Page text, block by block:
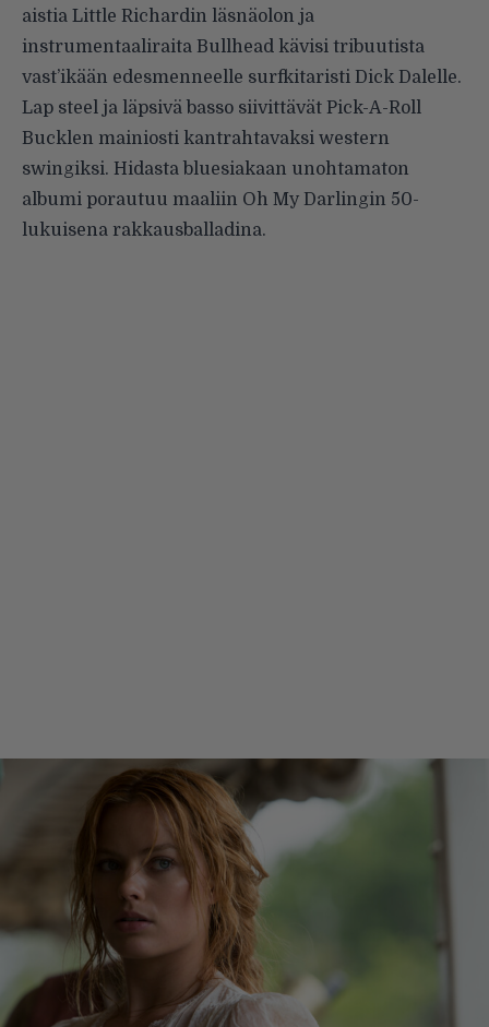
aistia Little Richardin läsnäolon ja
instrumentaaliraita Bullhead kävisi tribuutista
vast’ikään edesmenneelle surfkitaristi Dick Dalelle.
Lap steel ja läpsivä basso siivittävät Pick-A-Roll
Bucklen mainiosti kantrahtavaksi western
swingiksi. Hidasta bluesiakaan unohtamaton
albumi porautuu maaliin Oh My Darlingin 50-
lukuisena rakkausballadina.